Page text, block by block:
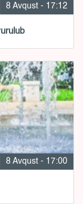
8 Avqust - 17:12
8 Avqust - 17:00